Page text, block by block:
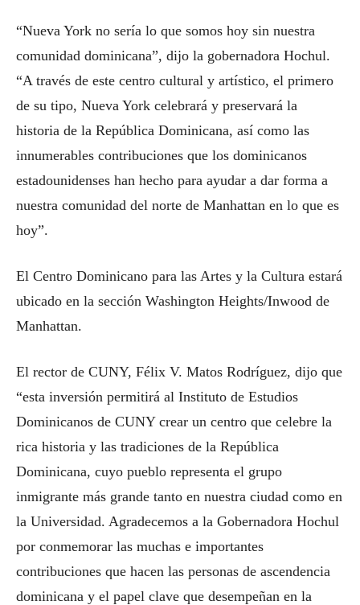
“Nueva York no sería lo que somos hoy sin nuestra
comunidad dominicana”, dijo la gobernadora Hochul.
“A través de este centro cultural y artístico, el primero
de su tipo, Nueva York celebrará y preservará la
historia de la República Dominicana, así como las
innumerables contribuciones que los dominicanos
estadounidenses han hecho para ayudar a dar forma a
nuestra comunidad del norte de Manhattan en lo que es
hoy”.
El Centro Dominicano para las Artes y la Cultura estará
ubicado en la sección Washington Heights/Inwood de
Manhattan.
El rector de CUNY, Félix V. Matos Rodríguez, dijo que
“esta inversión permitirá al Instituto de Estudios
Dominicanos de CUNY crear un centro que celebre la
rica historia y las tradiciones de la República
Dominicana, cuyo pueblo representa el grupo
inmigrante más grande tanto en nuestra ciudad como en
la Universidad. Agradecemos a la Gobernadora Hochul
por conmemorar las muchas e importantes
contribuciones que hacen las personas de ascendencia
dominicana y el papel clave que desempeñan en la